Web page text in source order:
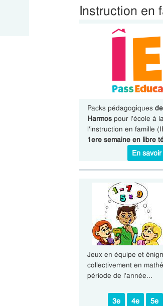
Instruction en
Packs pédagogiques
Harmospour l'école à
l'instruction en famille
1ere semaine en libre
En
Jeux en équipe et
collectivement en
période de l'année...
3e 4e 5e